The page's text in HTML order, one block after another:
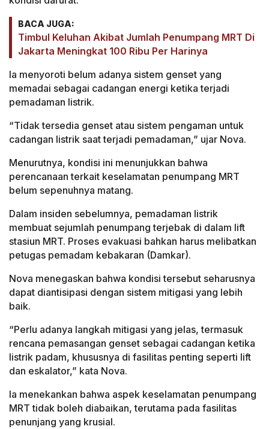
BACA JUGA:
Timbul Keluhan Akibat Jumlah Penumpang MRT Di
Jakarta Meningkat 100 Ribu Per Harinya
Ia menyoroti belum adanya sistem genset yang
memadai sebagai cadangan energi ketika terjadi
pemadaman listrik.
“Tidak tersedia genset atau sistem pengaman untuk
cadangan listrik saat terjadi pemadaman,” ujar Nova.
Menurutnya, kondisi ini menunjukkan bahwa
perencanaan terkait keselamatan penumpang MRT
belum sepenuhnya matang.
Dalam insiden sebelumnya, pemadaman listrik
membuat sejumlah penumpang terjebak di dalam lift
stasiun MRT. Proses evakuasi bahkan harus melibatkan
petugas pemadam kebakaran (Damkar).
Nova menegaskan bahwa kondisi tersebut seharusnya
dapat diantisipasi dengan sistem mitigasi yang lebih
baik.
“Perlu adanya langkah mitigasi yang jelas, termasuk
rencana pemasangan genset sebagai cadangan ketika
listrik padam, khususnya di fasilitas penting seperti lift
dan eskalator,” kata Nova.
Ia menekankan bahwa aspek keselamatan penumpang
MRT tidak boleh diabaikan, terutama pada fasilitas
penunjang yang krusial.